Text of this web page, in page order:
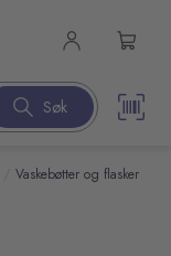
Søk
Vaskebøtter og flasker